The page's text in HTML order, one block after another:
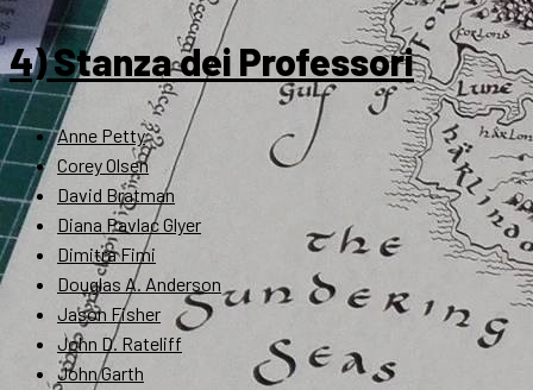
4) Stanza dei Professori
Anne Petty
Corey Olsen
David Bratman
Diana Pavlac Glyer
Dimitra Fimi
Douglas A. Anderson
Jason Fisher
John D. Rateliff
John Garth